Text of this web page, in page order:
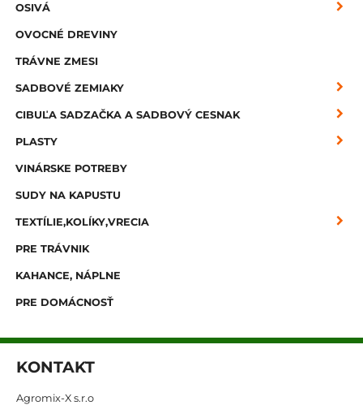
OSIVÁ
OVOCNÉ DREVINY
TRÁVNE ZMESI
SADBOVÉ ZEMIAKY
CIBUĽA SADZAČKA A SADBOVÝ CESNAK
PLASTY
VINÁRSKE POTREBY
SUDY NA KAPUSTU
TEXTÍLIE,KOLÍKY,VRECIA
PRE TRÁVNIK
KAHANCE, NÁPLNE
PRE DOMÁCNOSŤ
KONTAKT
Agromix-X s.r.o